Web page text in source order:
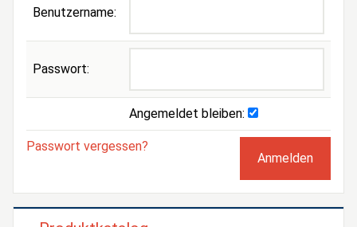
Benutzername:
Passwort:
Angemeldet bleiben:
Passwort vergessen?